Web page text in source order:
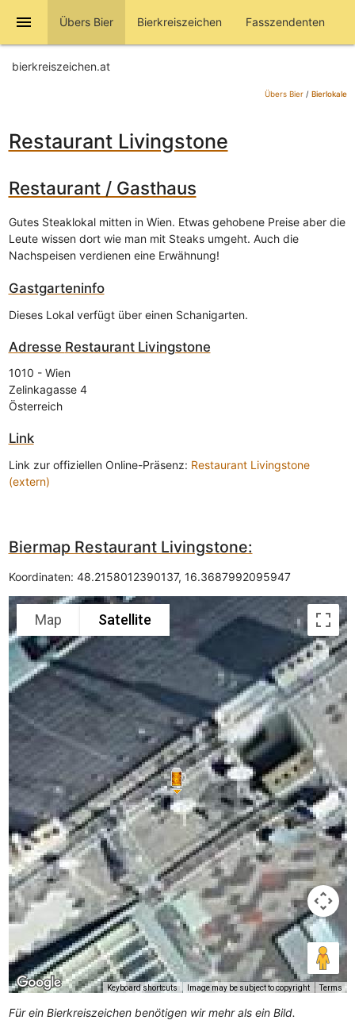
menu Übers Bier Bierkreiszeichen Fasszendenten
bierkreiszeichen.at
Übers Bier/ Bierlokale
Restaurant Livingstone
Restaurant / Gasthaus
Gutes Steaklokal mitten in Wien. Etwas gehobene Preise aber die
Leute wissen dort wie man mit Steaks umgeht. Auch die
Nachspeisen verdienen eine Erwähnung!
Gastgarteninfo
Dieses Lokal verfügt über einen Schanigarten.
Adresse Restaurant Livingstone
1010 - Wien
Zelinkagasse 4
Österreich
Link
Link zur offiziellen Online-Präsenz: Restaurant Livingstone
(extern)
Biermap Restaurant Livingstone:
Koordinaten: 48.2158012390137, 16.3687992095947
Map Satellite
Keyboard shortcuts Image may be subject to copyright Terms
Für ein Bierkreiszeichen benötigen wir mehr als ein Bild.